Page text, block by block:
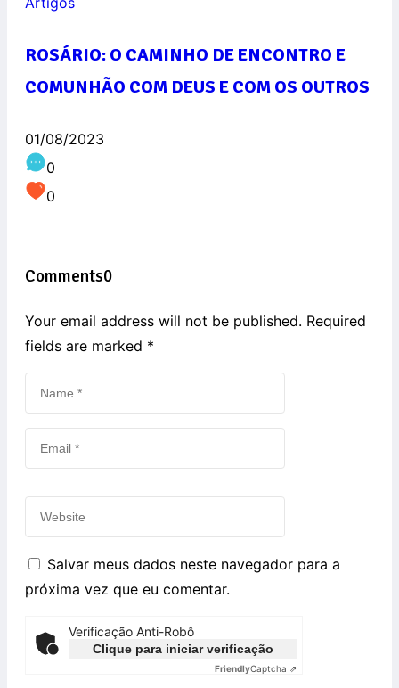
ROSÁRIO: O CAMINHO DE ENCONTRO E
COMUNHÃO COM DEUS E COM OS OUTROS
01/08/2023
0
0
Comments0
Your email address will not be published. Required
fields are marked *
Salvar meus dados neste navegador para a
próxima vez que eu comentar.
Verificação Anti-Robô
Clique para iniciar verificação
FriendlyCaptcha ⇗